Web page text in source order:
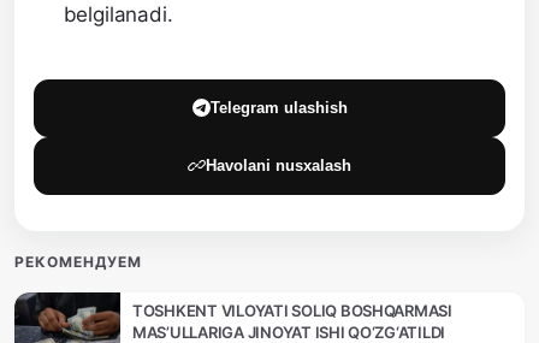
belgilanadi.
Telegram ulashish
Havolani nusxalash
РЕКОМЕНДУЕМ
TOSHKENT VILOYATI SOLIQ BOSHQARMASI
MAS’ULLARIGA JINOYAT ISHI QO‘ZG‘ATILDI